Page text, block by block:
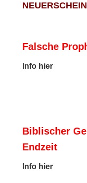
Falsche
nfo hier
Biblischer
Endzeit
Info hier